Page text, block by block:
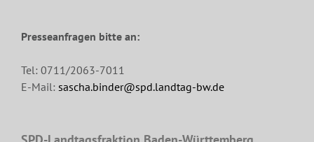
Presseanfragen bitte an:
Tel: 0711/2063-7011
E-Mail: sascha.binder@spd.landtag-bw.de